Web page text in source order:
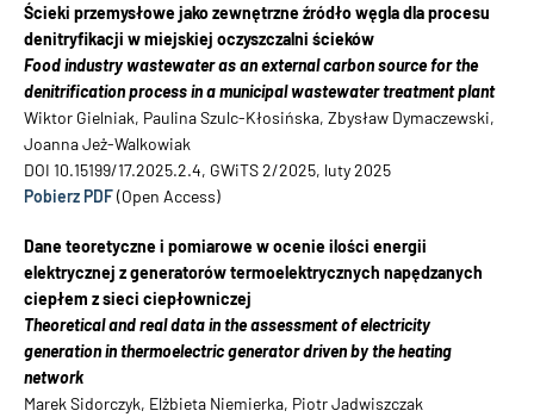
Ścieki przemysłowe jako zewnętrzne źródło węgla dla procesu
denitryfikacji w miejskiej oczyszczalni ścieków
Food industry wastewater as an external carbon source for the
denitrification process in a municipal wastewater treatment plant
Wiktor Gielniak, Paulina Szulc-Kłosińska, Zbysław Dymaczewski,
Joanna Jeż-Walkowiak
DOI 10.15199/17.2025.2.4, GWiTS 2/2025, luty 2025
Pobierz PDF(Open Access)
Dane teoretyczne i pomiarowe w ocenie ilości energii
elektrycznej z generatorów termoelektrycznych napędzanych
ciepłem z sieci ciepłowniczej
Theoretical and real data in the assessment of electricity
generation in thermoelectric generator driven by the heating
network
Marek Sidorczyk, Elżbieta Niemierka, Piotr Jadwiszczak